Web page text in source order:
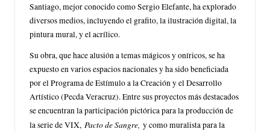
Santiago, mejor conocido como Sergio Elefante, ha explorado
diversos medios, incluyendo el grafito, la ilustración digital, la
pintura mural, y el acrílico.
Su obra, que hace alusión a temas mágicos y oníricos, se ha
expuesto en varios espacios nacionales y ha sido beneficiada
por el Programa de Estímulo a la Creación y el Desarrollo
Artístico (Pecda Veracruz). Entre sus proyectos más destacados
se encuentran la participación pictórica para la producción de
la serie de VIX, Pacto de Sangre, y como muralista para la